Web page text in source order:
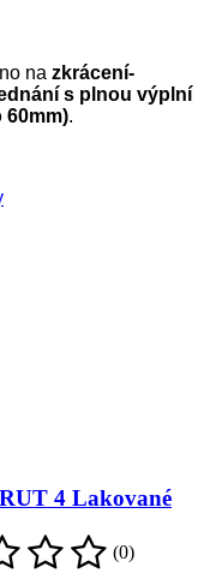
na zkrácení-
s plnou výplní
60mm).
4 Lakované
(0)